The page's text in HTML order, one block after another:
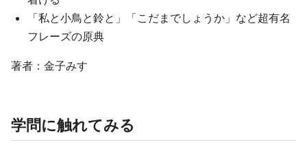
「私と小鳥と鈴と」「こだまでしょうか」など超有名
フレーズの原典
著者：金子みすゞ
学問に触れてみる